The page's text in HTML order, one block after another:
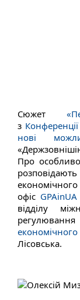
Сюжет
з Конференції
нові
Про
офіс GPAinUA
відділу
регулювання
Лісовська.